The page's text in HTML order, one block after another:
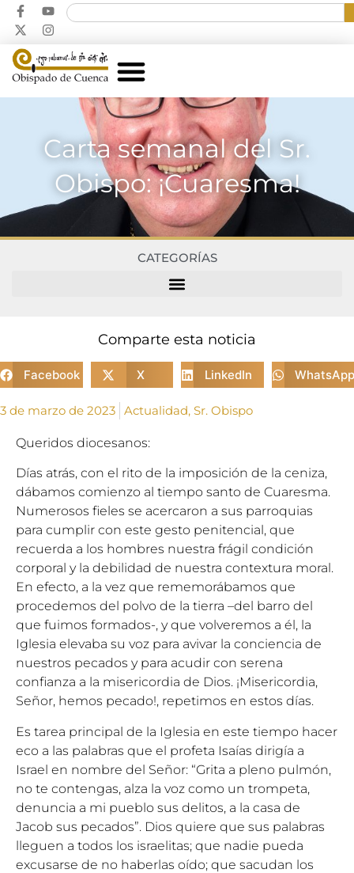
Carta semanal del Sr.
Obispo: ¡Cuaresma!
CATEGORÍAS
Comparte esta noticia
Facebook X LinkedIn WhatsApp
3 de marzo de 2023 Actualidad, Sr. Obispo
Queridos diocesanos:
Días atrás, con el rito de la imposición de la ceniza,
dábamos comienzo al tiempo santo de Cuaresma.
Numerosos fieles se acercaron a sus parroquias
para cumplir con este gesto penitencial, que
recuerda a los hombres nuestra frágil condición
corporal y la debilidad de nuestra contextura moral.
En efecto, a la vez que rememorábamos que
procedemos del polvo de la tierra –del barro del
que fuimos formados-, y que volveremos a él, la
Iglesia elevaba su voz para avivar la conciencia de
nuestros pecados y para acudir con serena
confianza a la misericordia de Dios. ¡Misericordia,
Señor, hemos pecado!, repetimos en estos días.
Es tarea principal de la Iglesia en este tiempo hacer
eco a las palabras que el profeta Isaías dirigía a
Israel en nombre del Señor: “Grita a pleno pulmón,
no te contengas, alza la voz como un trompeta,
denuncia a mi pueblo sus delitos, a la casa de
Jacob sus pecados”. Dios quiere que sus palabras
lleguen a todos los israelitas; que nadie pueda
excusarse de no haberlas oído; que sacudan los